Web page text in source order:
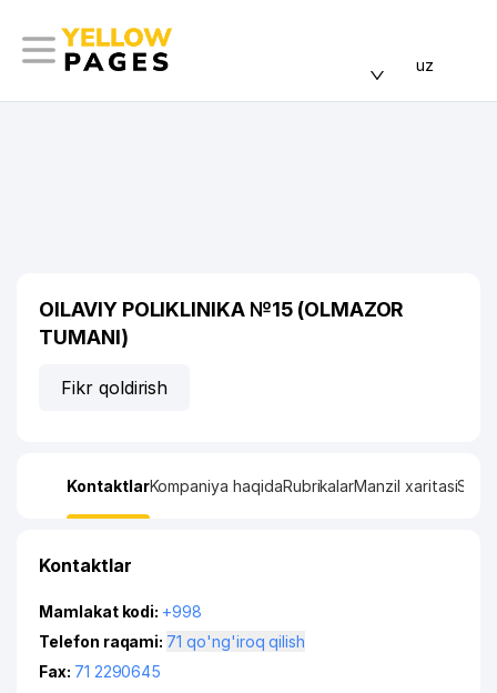
uz
OILAVIY POLIKLINIKA №15 (OLMAZOR
TUMANI)
Fikr qoldirish
KontaktlarKompaniya haqidaRubrikalarManzil xaritasi
Kontaktlar
Mamlakat kodi: +998
Telefon raqami:
71 qo'ng'iroq qilish
Fax: 71 2290645